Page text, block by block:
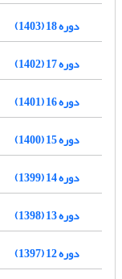
دوره 18 (1403)
دوره 17 (1402)
دوره 16 (1401)
دوره 15 (1400)
دوره 14 (1399)
دوره 13 (1398)
دوره 12 (1397)